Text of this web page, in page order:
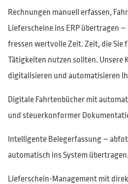
Rechnungen manuell erfassen,
Lieferscheine ins ERP übertragen
fressen wertvolle Zeit. Zeit, die Sie
Tätigkeiten nutzen sollten. Unsere
digitalisieren und automatisieren
Digitale Fahrtenbücher mit
und steuerkonformer
Intelligente Belegerfassung –
automatisch ins System übertragen.
Lieferschein-Management mit